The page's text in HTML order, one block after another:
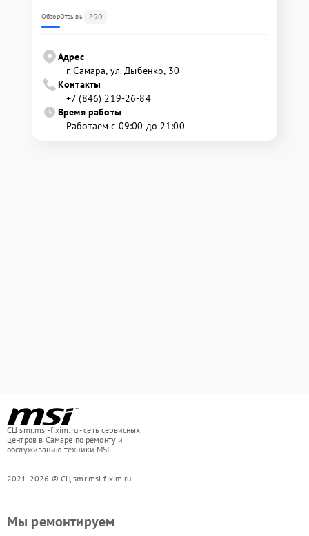
ОбзорОтзывы 290
Адрес
г. Самара, ул. Дыбенко, 30
Контакты
+7 (846) 219-26-84
Время работы
Работаем с 09:00 до 21:00
СЦ smr.msi-fixim.ru - сеть сервисных
центров в Самаре по ремонту и
обслуживанию техники MSI
2021-2026 © СЦ smr.msi-fixim.ru
Мы ремонтируем